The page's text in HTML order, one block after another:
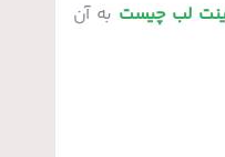
لب چیست به آن